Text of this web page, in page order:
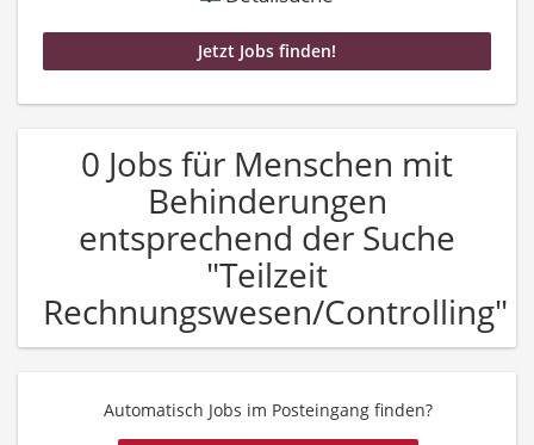
0 Jobs für Menschen mit
Behinderungen
entsprechend der Suche
"Teilzeit
Rechnungswesen/Controlling"
Automatisch Jobs im Posteingang finden?